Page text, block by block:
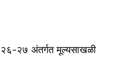
२७ अंतर्गत मूल्यसाखळी